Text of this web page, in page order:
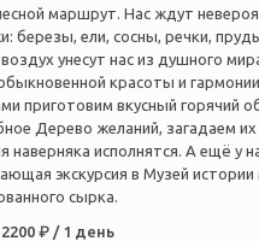
маршрут. Нас ждут
березы, ели, сосны, речки,
унесут нас из душного
красоты и
приготовим вкусный горячий
Дерево желаний, загадаем
наверняка исполнятся. А ещё у
экскурсия в Музей истории
сырка.
₽ / 1 день